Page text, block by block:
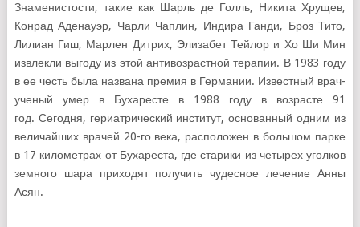
Знаменистости, такие как Шарль де Голль, Никита Хрущев,
Конрад Аденауэр, Чарли Чаплин, Индира Ганди, Броз Тито,
Лилиан Гиш, Марлен Дитрих, Элизабет Тейлор и Хо Ши Мин
извлекли выгоду из этой антивозрастной терапии. В 1983 году
в ее честь была названа премия в Германии. Известный врач-
ученый умер в Бухаресте в 1988 году в возрасте 91
год. Сегодня, гериатрический институт, основанный одним из
величайших врачей 20-го века, расположен в большом парке
в 17 километрах от Бухареста, где старики из четырех уголков
земного шара приходят получить чудесное лечение Анны
Асян.